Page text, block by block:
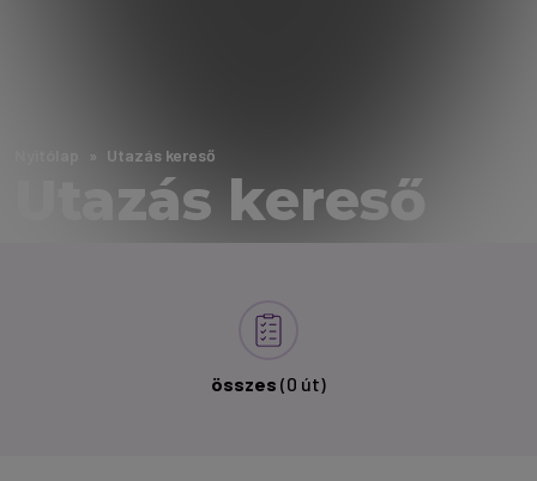
Utazás kereső
Utazás kereső
összes (0 út)